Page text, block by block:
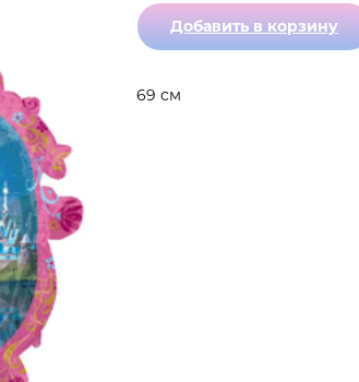
Добавить в корзину
69 см